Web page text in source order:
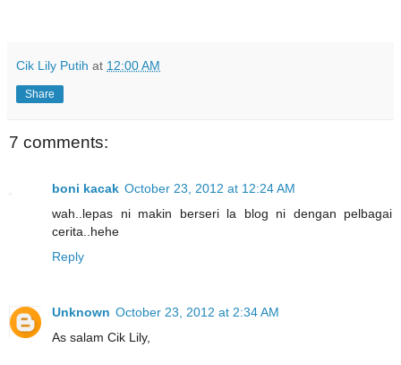
Cik Lily Putih at 12:00 AM
Share
7 comments:
boni kacak October 23, 2012 at 12:24 AM
wah..lepas ni makin berseri la blog ni dengan pelbagai
cerita..hehe
Reply
Unknown October 23, 2012 at 2:34 AM
As salam Cik Lily,